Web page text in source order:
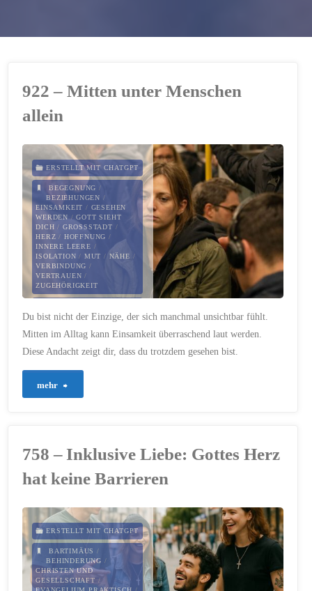
922 – Mitten unter Menschen
allein
ERSTELLT MIT CHATGPT
BEGEGNUNG /
BEZIEHUNGEN /
EINSAMKEIT / GESEHEN
WERDEN /GOTT SIEHT
DICH / GROSSSTADT
/
HERZ / HOFFNUNG /
INNERE LEERE /
ISOLATION / MUT / NÄHE /
VERBINDUNG /
VERTRAUEN /
ZUGEHÖRIGKEIT
Du bist nicht der Einzige, der sich manchmal unsichtbar fühlt.
Mitten im Alltag kann Einsamkeit überraschend laut werden.
Diese Andacht zeigt dir, dass du trotzdem gesehen bist.
mehr
allein"
758 – Inklusive Liebe: Gottes Herz
hat keine Barrieren
ERSTELLT MIT CHATGPT
BARTIMÄUS /
BEHINDERUNG /
CHRISTEN UND
GESELLSCHAFT /